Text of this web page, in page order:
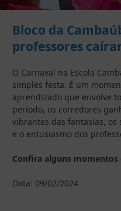
Bloco da
professores
O Carnaval na Escola
simples festa. É um
aprendizado que envolve
período, os corredores
vibrantes das fantasias,
e o entusiasmo dos
Confira alguns momentos
Data: 09/02/2024